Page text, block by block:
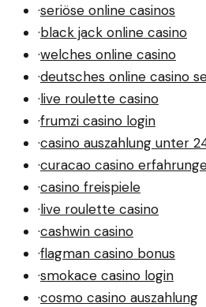
·seriöse online casinos
·black jack online casino
·welches online casino
·deutsches online casino
·live roulette casino
·frumzi casino login
·casino auszahlung unter
·curacao casino
·casino freispiele
·live roulette casino
·cashwin casino
·flagman casino bonus
·smokace casino login
·cosmo casino auszahlung